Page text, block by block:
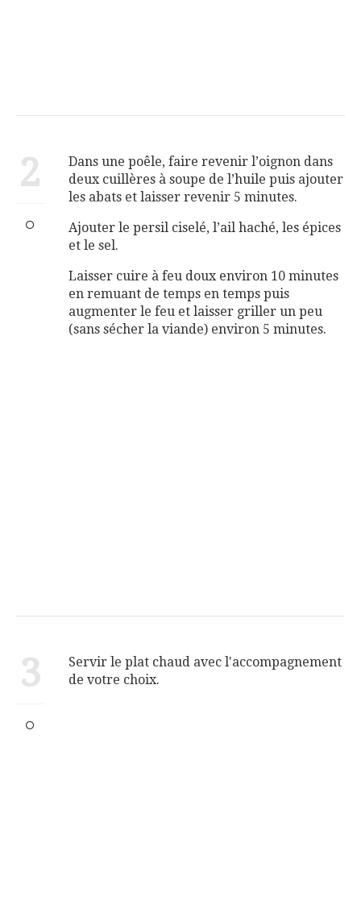
2
Dans une poêle, faire revenir l’oignon dans
deux cuillères à soupe de l’huile puis ajouter
les abats et laisser revenir 5 minutes.
Ajouter le persil ciselé, l’ail haché, les épices
et le sel.
Laisser cuire à feu doux environ 10 minutes
en remuant de temps en temps puis
augmenter le feu et laisser griller un peu
(sans sécher la viande) environ 5 minutes.
3
Servir le plat chaud avec l'accompagnement
de votre choix.